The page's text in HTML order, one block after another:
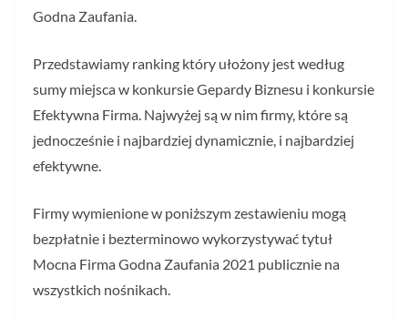
Godna Zaufania.
Przedstawiamy ranking który ułożony jest według
sumy miejsca w konkursie Gepardy Biznesu i konkursie
Efektywna Firma. Najwyżej są w nim firmy, które są
jednocześnie i najbardziej dynamicznie, i najbardziej
efektywne.
Firmy wymienione w poniższym zestawieniu mogą
bezpłatnie i bezterminowo wykorzystywać tytuł
Mocna Firma Godna Zaufania 2021 publicznie na
wszystkich nośnikach.